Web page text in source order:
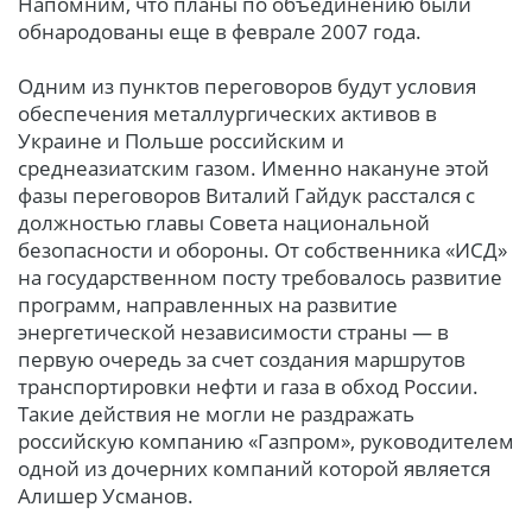
обнародованы еще в феврале 2007 года.
Одним из пунктов переговоров будут условия
обеспечения металлургических активов в
Украине и Польше российским и
среднеазиатским газом. Именно накануне этой
фазы переговоров Виталий Гайдук расстался с
должностью главы Совета национальной
безопасности и обороны. От собственника «ИСД»
на государственном посту требовалось развитие
программ, направленных на развитие
энергетической независимости страны — в
первую очередь за счет создания маршрутов
транспортировки нефти и газа в обход России.
Такие действия не могли не раздражать
российскую компанию «Газпром», руководителем
одной из дочерних компаний которой является
Алишер Усманов.